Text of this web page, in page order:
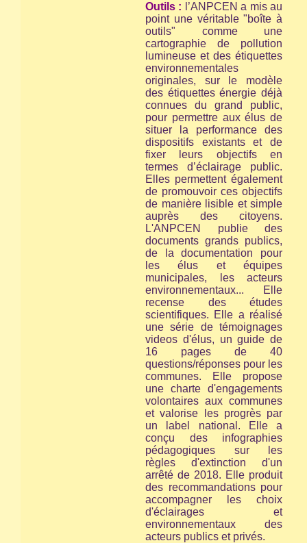
Outils :
l’ANPCEN a mis au
point une véritable "boîte à
outils" comme une
cartographie de pollution
lumineuse et des étiquettes
environnementales
originales, sur le modèle
des étiquettes énergie déjà
connues du grand public,
pour permettre aux élus de
situer la performance des
dispositifs existants et de
fixer leurs objectifs en
termes d’éclairage public.
Elles permettent également
de promouvoir ces objectifs
de manière lisible et simple
auprès des citoyens.
L'ANPCEN publie des
documents grands publics,
de la documentation pour
les élus et équipes
municipales, les acteurs
environnementaux... Elle
recense des études
scientifiques. Elle a réalisé
une série de témoignages
videos d'élus, un guide de
16 pages de 40
questions/réponses pour les
communes. Elle propose
une charte d'engagements
volontaires aux communes
et valorise les progrès par
un label national. Elle a
conçu des infographies
pédagogiques sur les
règles d'extinction d'un
arrêté de 2018. Elle produit
des recommandations pour
accompagner les choix
d'éclairages et
environnementaux des
acteurs publics et privés.